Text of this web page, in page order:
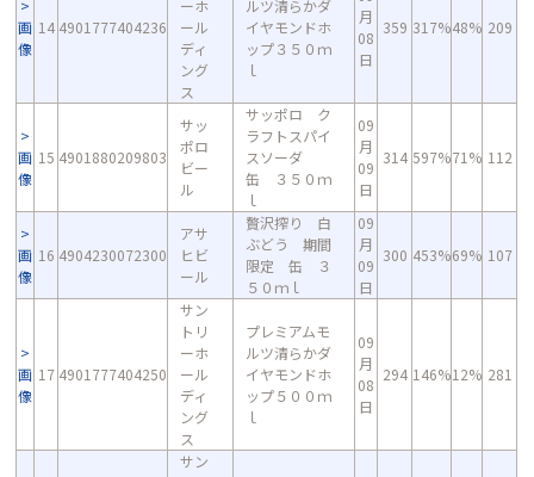
画
像
14 4901777404236
ーホ
ール
ディ
ング
ス
ルツ清らかダ
イヤモンドホ
ップ３５０ｍ
ｌ
月
08
日
359 317%48% 209
画
像
15 4901880209803
サッ
ポロ
ビー
ル
サッポロ ク
ラフトスパイ
スソーダ
缶 ３５０ｍ
ｌ
09
月
09
日
314 597%71% 112
画
像
16 4904230072300
アサ
ヒビ
ール
贅沢搾り 白
ぶどう 期間
限定 缶 ３
５０ｍｌ
09
月
09
日
300 453%69% 107
画
像
17 4901777404250
サン
トリ
ーホ
ール
ディ
ング
ス
プレミアムモ
ルツ清らかダ
イヤモンドホ
ップ５００ｍ
ｌ
09
月
08
日
294 146%12% 281
サン